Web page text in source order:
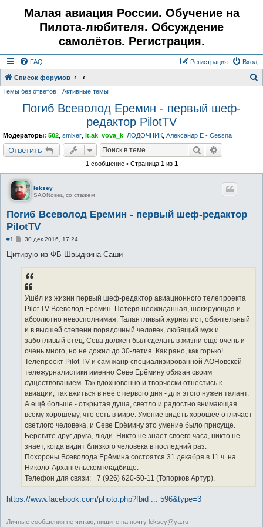
Малая авиация России. Обучение на
Пилота-любителя. Обсуждение
самолётов. Регистрация.
FAQ Вход
Регистрация
Список форумов
Темы без ответов Активные темы
Погиб Всеволод Еремин - первый шеф-
редактор PilotTV
Модераторы: 502 smixer lt.ak vova_k ЛОДОЧНИК Александр E - Cessna
Ответить Поиск
1 сообщение • Страница 1из 1
leksey
SAONовец со стажем
Погиб Всеволод Еремин - первый шеф-редактор
PilotTV
#1
С
о
б
щ
е
30 дек 2016, 17:24
Цитирую из ФБ Швыдкина Саши
Ушёл из жизни первый шеф-редактор авиационного телепроекта
Pilot TV Всеволод Ерёмин. Потеря неожиданная, шокирующая и
абсолютно невосполнимая. Талантливый журналист, обаятельный
и в высшей степени порядочный человек, любящий муж и
заботливый отец, Сева должен был сделать в жизни ещё очень и
очень много, но не дожил до 30-летия. Как рано, как горько!
Телепроект Pilot TV и сам жанр специализированной АОНовской
тележурналистики именно Севе Ерёмину обязан своим
существованием. Так вдохновенно и творчески отнестись к
авиации, так вжиться в неё с первого дня - для этого нужен талант.
А ещё больше - открытая душа, светло и радостно внимающая
всему хорошему, что есть в мире. Умение видеть хорошее отличает
светлого человека, и Севе Ерёмину это умение было присуще.
Берегите друг друга, люди. Никто не знает своего часа, никто не
знает, когда видит близкого человека в последний раз.
Похороны Всеволода Ерёмина состоятся 31 декабря в 11 ч. на
Николо-Архангельском кладбище.
Телефон для связи: +7 (926) 620-50-11 (Топорков Артур).
https://www.facebook.com/photo.php?fbid ... 596&type=3
Личные сообщения не читаю, пишите на почту leksey@ya.ru